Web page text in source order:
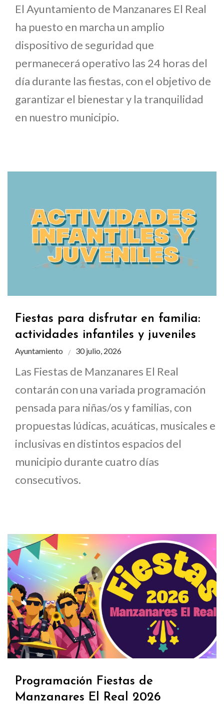
El Ayuntamiento de Manzanares El Real
ha puesto en marcha un amplio
dispositivo de seguridad que
permanecerá operativo las 24 horas del
día durante las fiestas, con el objetivo de
garantizar el bienestar y la tranquilidad
en nuestro municipio.
Fiestas para disfrutar en familia:
actividades infantiles y juveniles
Ayuntamiento 30 julio, 2026
Las Fiestas de Manzanares El Real
contarán con una variada programación
pensada para niñas/os y familias, con
propuestas lúdicas, acuáticas, musicales e
inclusivas en distintos espacios del
municipio durante cuatro días
consecutivos.
Programación Fiestas de
Manzanares El Real 2026